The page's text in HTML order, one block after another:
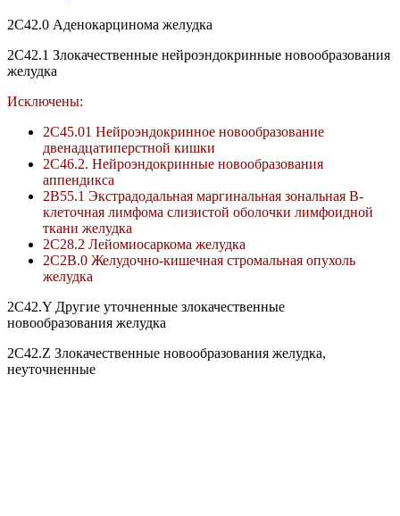
2C42.0 Аденокарцинома желудка
2C42.1 Злокачественные нейроэндокринные новообразования
желудка
Исключены:
2C45.01 Нейроэндокринное новообразование
двенадцатиперстной кишки
2C46.2. Нейроэндокринные новообразования
аппендикса
2B55.1 Экстрадодальная маргинальная зональная В-
клеточная лимфома слизистой оболочки лимфоидной
ткани желудка
2C28.2 Лейомиосаркома желудка
2C2B.0 Желудочно-кишечная стромальная опухоль
желудка
2C42.Y Другие уточненные злокачественные
новообразования желудка
2C42.Z Злокачественные новообразования желудка,
неуточненные